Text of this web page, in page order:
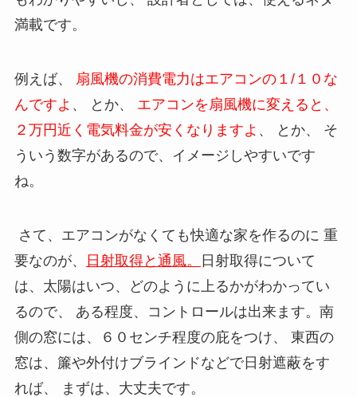
満載です。
例えば、
扇風機の消費電力はエアコンの１/１０な
んですよ 、 とか、 エアコンを扇風機に変えると、
２万円近く電気料金が安くなりますよ 、 とか、 そ
ういう数字があるので、イメージしやすいです
ね。
さて、エアコンがなくても快適な家を作るのに 重
要なのが、
日射取得と通風。
日射取得について
は、太陽はいつ、どのように上るかがわかってい
るので、 ある程度、コントロールは出来ます。南
側の窓には、６０センチ程度の庇をつけ、 東西の
窓は、簾や外付けブラインドなどで日射遮蔽をす
れば、 まずは、大丈夫です。